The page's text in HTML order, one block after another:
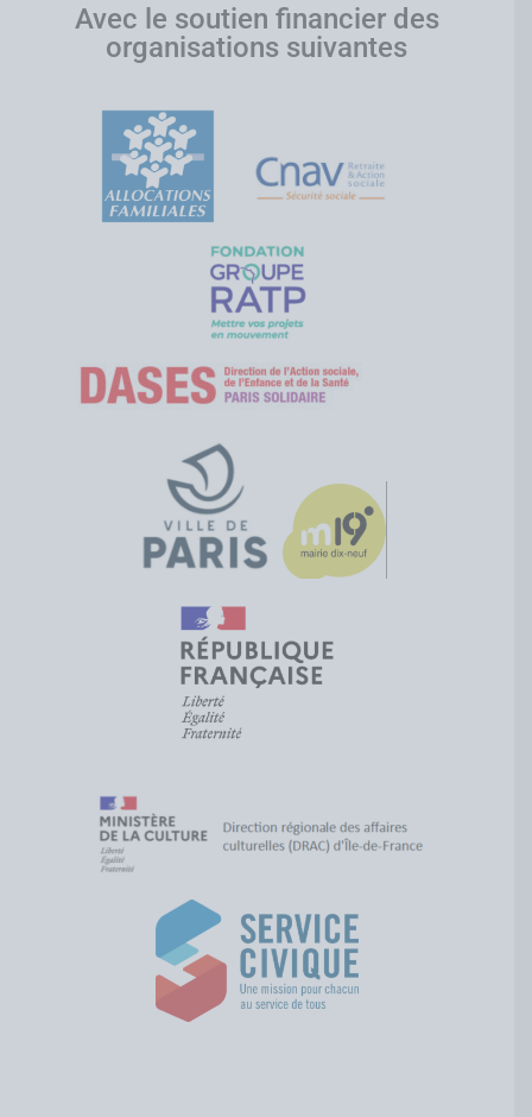
Avec le soutien financier des
organisations suivantes